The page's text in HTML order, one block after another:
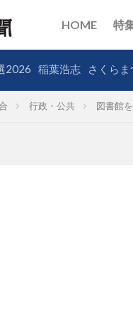
HOME 特
2026 稲葉浩志 さくらま
行政・公共 図書館